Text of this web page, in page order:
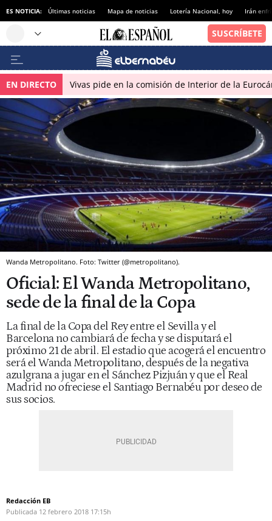
ES NOTICIA: Últimas noticias Mapa de noticias Lotería Nacional, hoy Irán
EN DIRECTO Vivas pide en la comisión de Interior de la
Wanda Metropolitano. Foto: Twitter (@metropolitano).
Oficial: El Wanda Metropolitano,
sede de la final de la Copa
La final de la Copa del Rey entre el Sevilla y el
Barcelona no cambiará de fecha y se disputará el
próximo 21 de abril. El estadio que acogerá el encuentro
será el Wanda Metropolitano, después de la negativa
azulgrana a jugar en el Sánchez Pizjuán y que el Real
Madrid no ofreciese el Santiago Bernabéu por deseo de
sus socios.
Redacción EB
Publicada 12 febrero 2018 17:15h